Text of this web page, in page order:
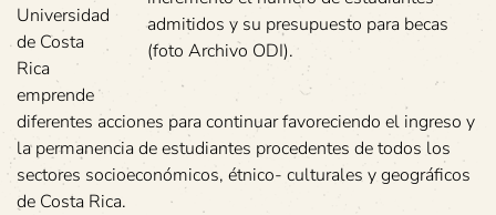
admitidos y su presupuesto para becas
(foto Archivo ODI).
Universidad
de Costa
Rica
emprende
diferentes acciones para continuar favoreciendo el ingreso y
la permanencia de estudiantes procedentes de todos los
sectores socioeconómicos, étnico- culturales y geográficos
de Costa Rica.